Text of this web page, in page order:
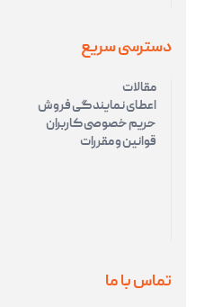
دسترسی سریع
مقالات
اعطای نمایندگی فروش
حریم خصوصی کاربران
قوانین و مقررات
تماس با ما